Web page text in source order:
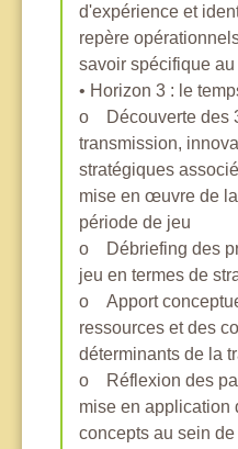
d'expérience et
repère
savoir spécifique
• Horizon 3 : le
o Découverte des
transmission,
stratégiques
mise en œuvre de
période de jeu
o Débriefing des
jeu en termes de
o Apport
ressources et des
déterminants de la
o Réflexion des
mise en application
concepts au sein